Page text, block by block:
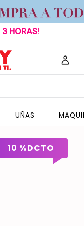
3 HORAS!
UÑAS
10 %DCTO